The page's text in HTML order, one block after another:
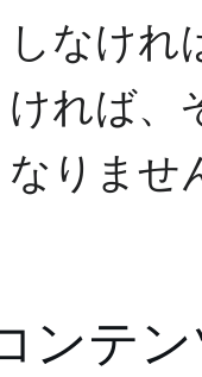
しなけれ
ければ、
なりませ
ンテ